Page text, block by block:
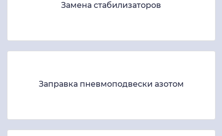
Замена стабилизаторов
Заправка пневмоподвески азотом